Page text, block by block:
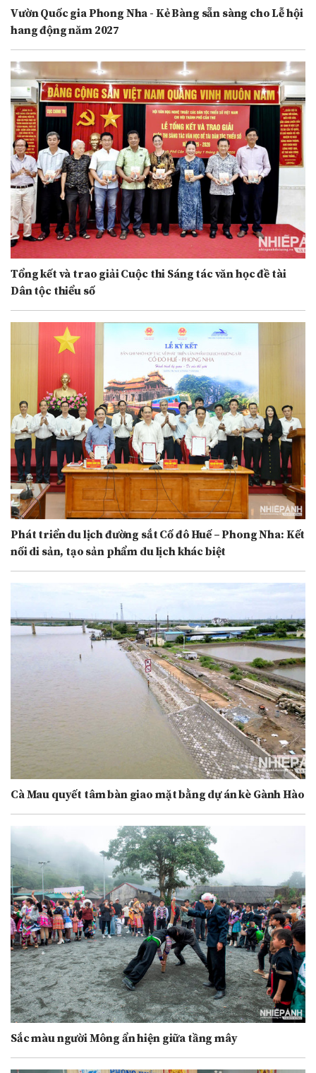
Vườn Quốc gia Phong Nha - Kẻ Bàng sẵn sàng cho Lễ hội
hang động năm 2027
Tổng kết và trao giải Cuộc thi Sáng tác văn học đề tài
Dân tộc thiểu số
Phát triển du lịch đường sắt Cố đô Huế – Phong Nha: Kết
nối di sản, tạo sản phẩm du lịch khác biệt
Cà Mau quyết tâm bàn giao mặt bằng dự án kè Gành Hào
Sắc màu người Mông ẩn hiện giữa tầng mây